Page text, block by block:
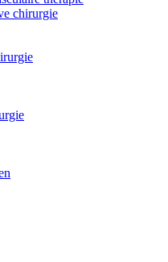
chirurgie